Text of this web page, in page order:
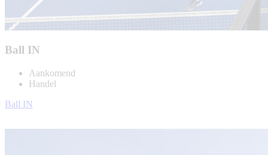
Ball IN
Aankomend
Handel
Ball IN